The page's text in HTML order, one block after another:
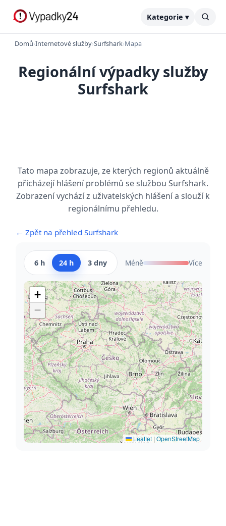
Kategorie ▾
Domů›Internetové služby›Surfshark›Mapa
Regionální výpadky služby
Surfshark
Tato mapa zobrazuje, ze kterých regionů aktuálně
přicházejí hlášení problémů se službou Surfshark.
Zobrazení vychází z uživatelských hlášení a slouží k
regionálnímu přehledu.
← Zpět na přehled Surfshark
6 h 24 h 3 dny Méně Více
+
−
Leaflet | OpenStreetMap